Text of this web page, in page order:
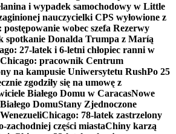
i wypadek samochodowy w Little
nauczycielki CPS wyłowione z
postępowanie wobec szefa Rezerwy
spotkanie Donalda Trumpa z Maríą
27-latek i 6-letni chłopiec ranni w
Chicago: pracownik Centrum
na kampusie Uniwersytetu RushPo 25
zgodziły się na umowę z
Białego Domu w CaracasNowe
DomuStany Zjednoczone
Chicago: 78-latek zastrzelony
zachodniej części miastaChiny karzą